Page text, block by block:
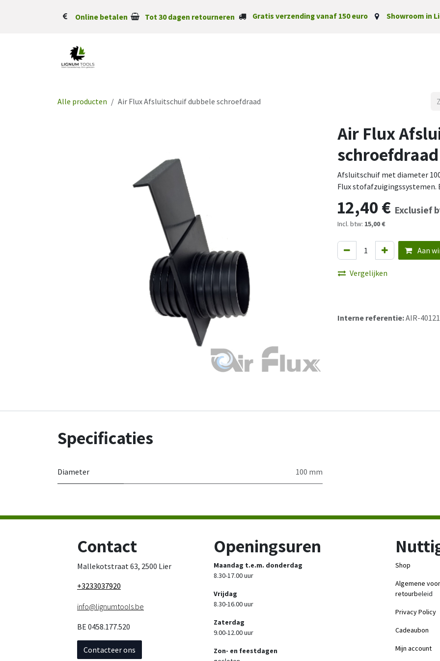
Online betalen Tot 30 dagen retourneren Gratis verzending vanaf 150 euro Showroom in
Alle producten Air Flux Afsluitschuif dubbele schroefdraad
Air Flux
schroefdraad
Afsluitschuif met diameter
Flux stofafzuigingssystemen.
12,40€ Exclusief
Incl. btw: 15,00 €
Aan
Vergelijken
Interne referentie:AIR-40121
Specificaties
Diameter 100 mm
Contact
Mallekotstraat 63, 2500 Lier
+3233037920
info@lignumtools.be
BE 0458.177.520
Contacteer ons
Openingsuren
Maandag t.e.m. donderdag
8.30-17.00 uur
Vrijdag
8.30-16.00 uur
Zaterdag
9.00-12.00 uur
Zon- en feestdagen
Shop
Algemene
retourbeleid
Privacy Policy
Cadeaubon
Mijn account